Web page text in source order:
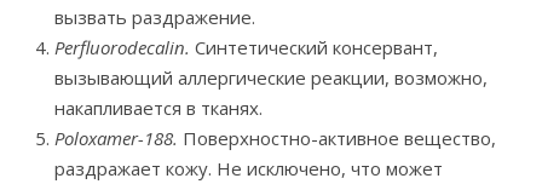
вызвать раздражение.
Perfluorodecalin. Синтетический консервант,
вызывающий аллергические реакции, возможно,
накапливается в тканях.
Poloxamer-188. Поверхностно-активное вещество,
раздражает кожу. Не исключено, что может